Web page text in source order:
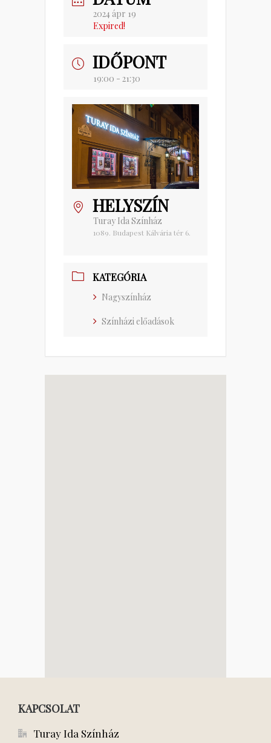
2024 ápr 19
Expired!
IDŐPONT
19:00 - 21:30
HELYSZÍN
Turay Ida Színház
1089. Budapest Kálvária tér 6.
KATEGÓRIA
Nagyszínház
Színházi előadások
KAPCSOLAT
Turay Ida Színház